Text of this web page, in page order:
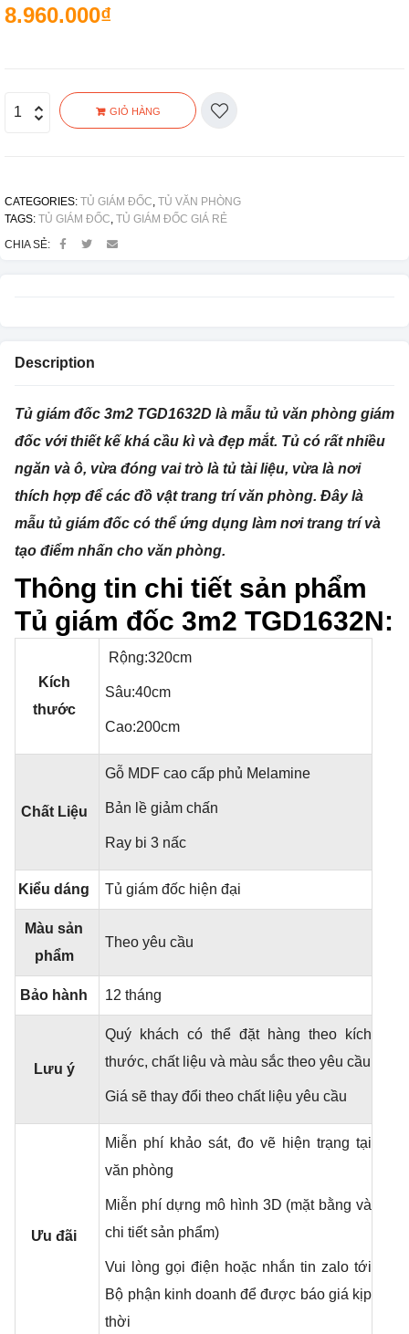
8.960.000₫
GIỎ HÀNG
CATEGORIES: TỦ GIÁM ĐỐC, TỦ VĂN PHÒNG
TAGS: TỦ GIÁM ĐỐC, TỦ GIÁM ĐỐC GIÁ RẺ
CHIA SẺ:
Description
Tủ giám đốc 3m2 TGD1632D là mẫu tủ văn phòng giám
đốc với thiết kế khá cầu kì và đẹp mắt. Tủ có rất nhiều
ngăn và ô, vừa đóng vai trò là tủ tài liệu, vừa là nơi
thích hợp để các đồ vật trang trí văn phòng. Đây là
mẫu tủ giám đốc có thể ứng dụng làm nơi trang trí và
tạo điểm nhấn cho văn phòng.
Thông tin chi tiết sản phẩm
Tủ giám đốc 3m2 TGD1632N:
Kích
thước
Rộng:320cm
Sâu:40cm
Cao:200cm
Chất Liệu
Gỗ MDF cao cấp phủ Melamine
Bản lề giảm chấn
Ray bi 3 nấc
Kiểu dáng Tủ giám đốc hiện đại
Màu sản
phẩm
Theo yêu cầu
Bảo hành 12 tháng
Lưu ý
Quý khách có thể đặt hàng theo kích
thước, chất liệu và màu sắc theo yêu cầu
Giá sẽ thay đổi theo chất liệu yêu cầu
Ưu đãi
Miễn phí khảo sát, đo vẽ hiện trạng tại
văn phòng
Miễn phí dựng mô hình 3D (mặt bằng và
chi tiết sản phẩm)
Vui lòng gọi điện hoặc nhắn tin zalo tới
Bộ phận kinh doanh để được báo giá kịp
thời